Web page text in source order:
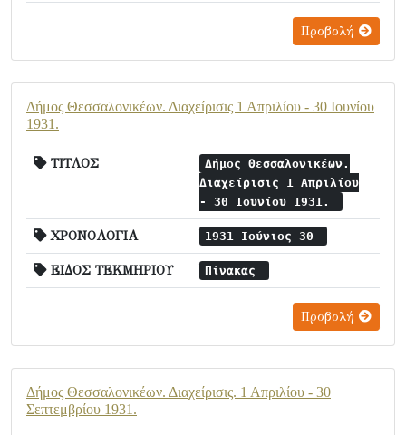
Προβολή
Δήμος Θεσσαλονικέων. Διαχείρισις 1 Απριλίου - 30 Ιουνίου
1931.
ΤΙΤΛΟΣ
Δήμος Θεσσαλονικέων.
Διαχείρισις 1 Απριλίου
- 30 Ιουνίου 1931.
ΧΡΟΝΟΛΟΓΙΑ 1931 Ιούνιος 30
ΕΙΔΟΣ ΤΕΚΜΗΡΙΟΥ Πίνακας
Προβολή
Δήμος Θεσσαλονικέων. Διαχείρισις. 1 Απριλίου - 30
Σεπτεμβρίου 1931.